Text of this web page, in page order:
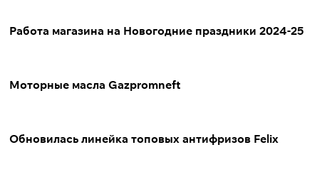
Работа магазина на Новогодние праздники 2024-25
Моторные масла Gazpromneft
Обновилась линейка топовых антифризов Felix